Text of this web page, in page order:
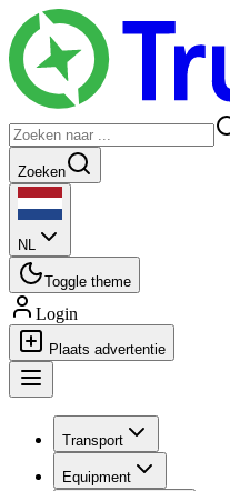
Zoeken
NL
Toggle theme
Login
Plaats advertentie
Transport
Equipment